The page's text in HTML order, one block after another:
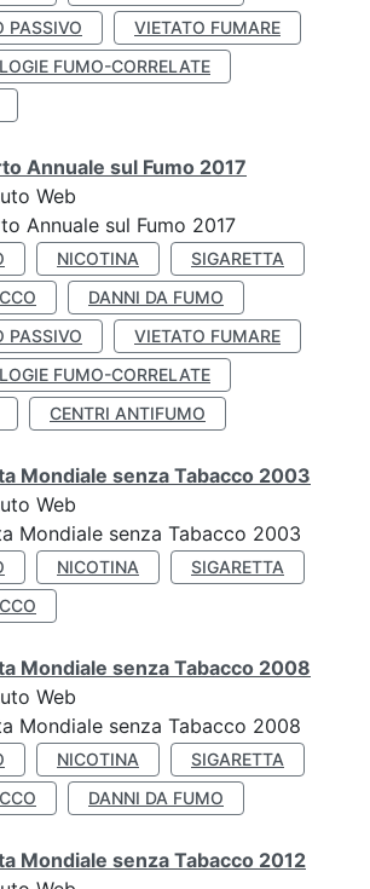
PASSIVO
VIETATO FUMARE
FUMO-CORRELATE
Annuale sul Fumo 2017
Web
Annuale sul Fumo 2017
NICOTINA
SIGARETTA
DANNI DA FUMO
PASSIVO
VIETATO FUMARE
FUMO-CORRELATE
CENTRI ANTIFUMO
Mondiale senza Tabacco 2003
Web
Mondiale senza Tabacco 2003
NICOTINA
SIGARETTA
Mondiale senza Tabacco 2008
Web
Mondiale senza Tabacco 2008
NICOTINA
SIGARETTA
DANNI DA FUMO
Mondiale senza Tabacco 2012